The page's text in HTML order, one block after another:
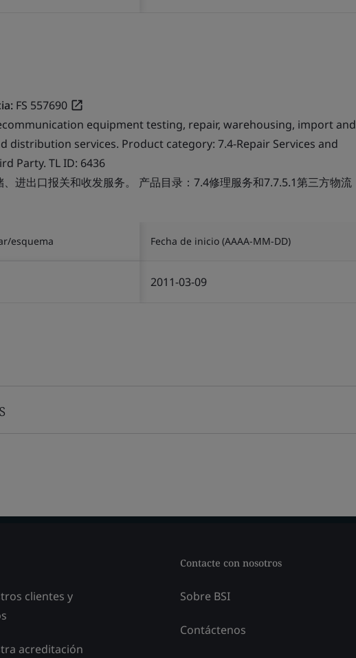
FS 557690
equipment testing, repair, warehousing, import and
distribution services. Product category: 7.4-Repair Services and
Party. TL ID: 6436
进出口报关和收发服务。 产品目录：7.4修理服务和7.7.5.1第三方物流
esquema Fecha de inicio (AAAA-MM-DD)
2011-03-09
clientes y
acreditación
Contacte con nosotros
Sobre BSI
Contáctenos